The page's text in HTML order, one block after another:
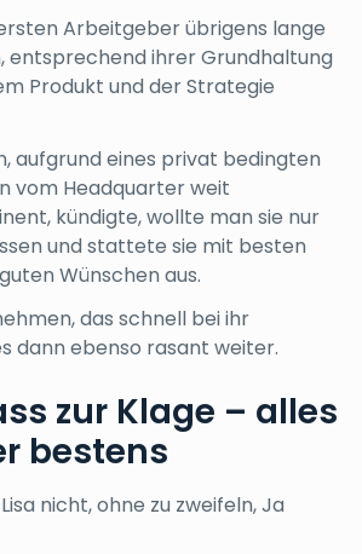
Arbeitgeber übrigens lange
entsprechend ihrer Grundhaltung
Produkt und der Strategie
aufgrund eines privat bedingten
vom Headquarter weit
kündigte, wollte man sie nur
und stattete sie mit besten
Wünschen aus.
das schnell bei ihr
dann ebenso rasant weiter.
zur Klage – alles
bestens
nicht, ohne zu zweifeln, Ja